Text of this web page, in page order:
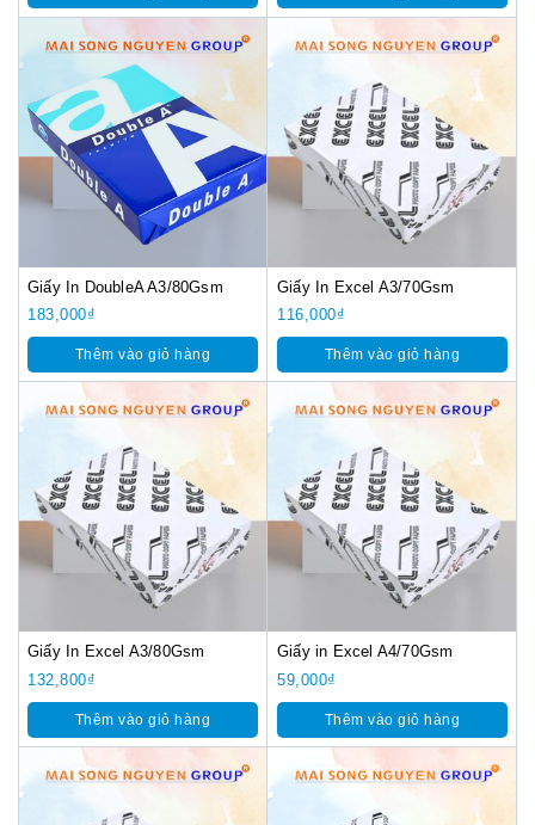
Giấy In DoubleA A3/80Gsm
183,000₫
Thêm vào giỏ hàng
Giấy In Excel A3/70Gsm
116,000₫
Thêm vào giỏ hàng
Giấy In Excel A3/80Gsm
132,800₫
Thêm vào giỏ hàng
Giấy in Excel A4/70Gsm
59,000₫
Thêm vào giỏ hàng